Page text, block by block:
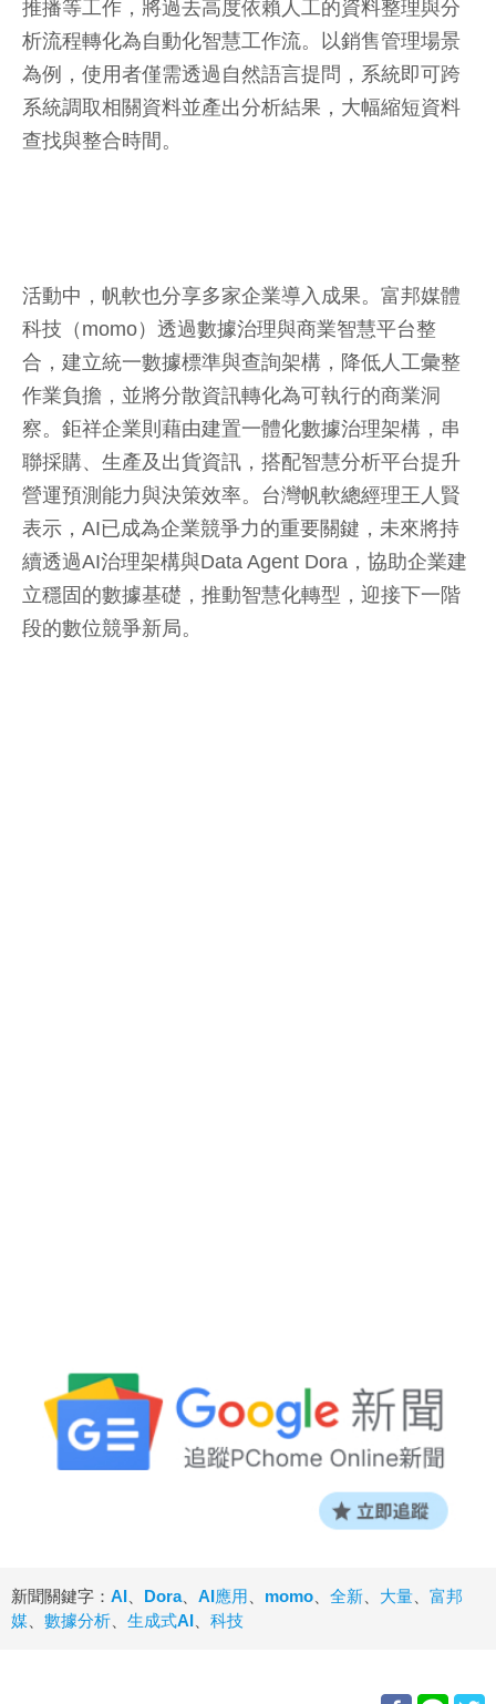
推播等工作，將過去高度依賴人工的資料整理與分
析流程轉化為自動化智慧工作流。以銷售管理場景
為例，使用者僅需透過自然語言提問，系統即可跨
系統調取相關資料並產出分析結果，大幅縮短資料
查找與整合時間。
活動中，帆軟也分享多家企業導入成果。富邦媒體
科技（momo）透過數據治理與商業智慧平台整
合，建立統一數據標準與查詢架構，降低人工彙整
作業負擔，並將分散資訊轉化為可執行的商業洞
察。鉅祥企業則藉由建置一體化數據治理架構，串
聯採購、生產及出貨資訊，搭配智慧分析平台提升
營運預測能力與決策效率。台灣帆軟總經理王人賢
表示，AI已成為企業競爭力的重要關鍵，未來將持
續透過AI治理架構與Data Agent Dora，協助企業建
立穩固的數據基礎，推動智慧化轉型，迎接下一階
段的數位競爭新局。
新聞關鍵字： AI、 Dora、 AI應用、 momo、 全新、 大量、 富邦
媒、 數據分析、 生成式AI、 科技